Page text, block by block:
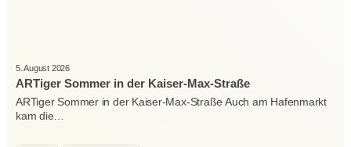
5. August 2026
ARTiger Sommer in der Kaiser-Max-Straße
ARTiger Sommer in der Kaiser-Max-Straße Auch am Hafenmarkt
kam die…